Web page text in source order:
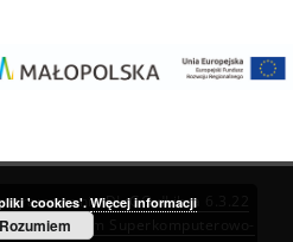
DInGO dLibra 6.3.22
Centrum Superkomputerowo-
'cookies'. Więcej informacji
Rozumiem